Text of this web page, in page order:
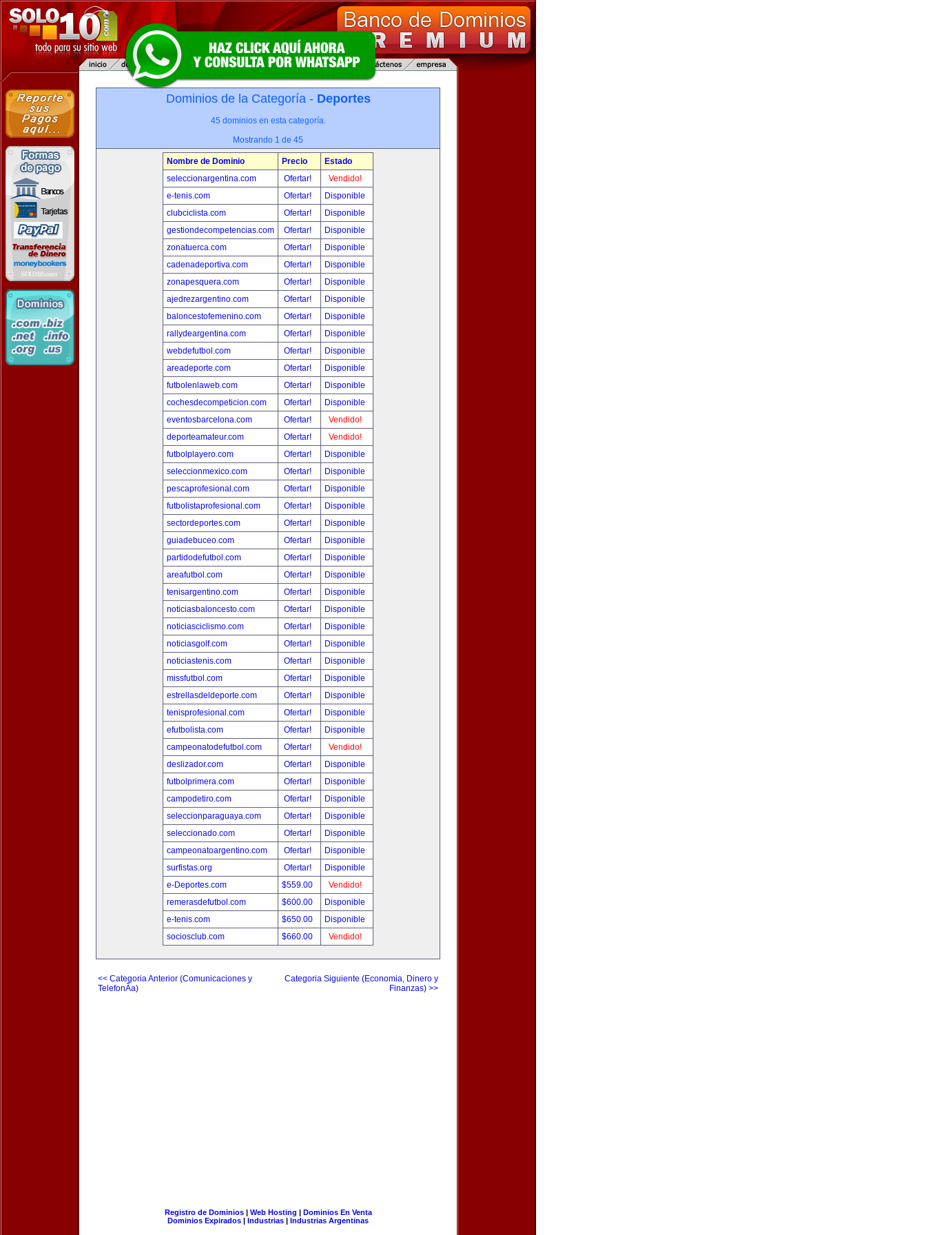
Dominios de la Categoría - Deportes
45 dominios en esta categoría.
Mostrando 1 de 45
Nombre de Dominio Precio
Estado
seleccionargentina.com
Ofertar!
Vendido!
e-tenis.com
Ofertar!
Disponible
clubciclista.com
Ofertar!
Disponible
gestiondecompetencias.com
Ofertar!
Disponible
zonatuerca.com
Ofertar!
Disponible
cadenadeportiva.com
Ofertar!
Disponible
zonapesquera.com
Ofertar!
Disponible
ajedrezargentino.com
Ofertar!
Disponible
baloncestofemenino.com
Ofertar!
Disponible
rallydeargentina.com
Ofertar!
Disponible
webdefutbol.com
Ofertar!
Disponible
areadeporte.com
Ofertar!
Disponible
futbolenlaweb.com
Ofertar!
Disponible
cochesdecompeticion.com
Ofertar!
Disponible
eventosbarcelona.com
Ofertar!
Vendido!
deporteamateur.com
Ofertar!
Vendido!
futbolplayero.com
Ofertar!
Disponible
seleccionmexico.com
Ofertar!
Disponible
pescaprofesional.com
Ofertar!
Disponible
futbolistaprofesional.com
Ofertar!
Disponible
sectordeportes.com
Ofertar!
Disponible
guiadebuceo.com
Ofertar!
Disponible
partidodefutbol.com
Ofertar!
Disponible
areafutbol.com
Ofertar!
Disponible
tenisargentino.com
Ofertar!
Disponible
noticiasbaloncesto.com
Ofertar!
Disponible
noticiasciclismo.com
Ofertar!
Disponible
noticiasgolf.com
Ofertar!
Disponible
noticiastenis.com
Ofertar!
Disponible
missfutbol.com
Ofertar!
Disponible
estrellasdeldeporte.com
Ofertar!
Disponible
tenisprofesional.com
Ofertar!
Disponible
efutbolista.com
Ofertar!
Disponible
campeonatodefutbol.com
Ofertar!
Vendido!
deslizador.com
Ofertar!
Disponible
futbolprimera.com
Ofertar!
Disponible
campodetiro.com
Ofertar!
Disponible
seleccionparaguaya.com
Ofertar!
Disponible
seleccionado.com
Ofertar!
Disponible
campeonatoargentino.com
Ofertar!
Disponible
surfistas.org
Ofertar!
Disponible
e-Deportes.com
$559.00
Vendido!
remerasdefutbol.com
$600.00
Disponible
e-tenis.com
$650.00
Disponible
sociosclub.com
$660.00 Vendido!
<< Categoria Anterior (Comunicaciones y
TelefonÃ­a)
Categoria Siguiente (Economia, Dinero y
Finanzas) >>
Registro de Dominios| Web Hosting | Dominios En Venta
Dominios Expirados | Industrias | Industrias Argentinas